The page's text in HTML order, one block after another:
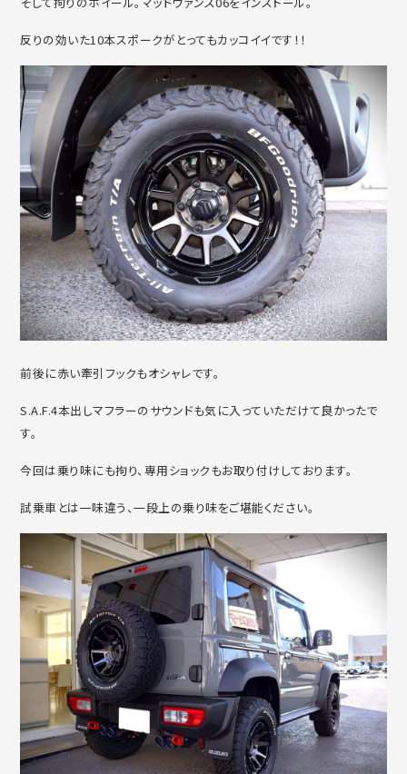
反りの効いた10本スポークがとってもカッコイイです！！
前後に赤い牽引フックもオシャレです。
S.A.F.4本出しマフラーのサウンドも気に入っていただけて良かったで
す。
今回は乗り味にも拘り、専用ショックもお取り付けしております。
試乗車とは一味違う、一段上の乗り味をご堪能ください。